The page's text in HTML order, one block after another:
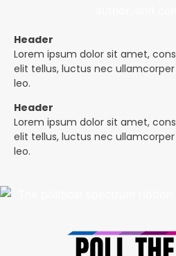
Header
Lorem ipsum dolor sit amet,
elit tellus, luctus nec
leo.
Header
Lorem ipsum dolor sit amet,
elit tellus, luctus nec
leo.